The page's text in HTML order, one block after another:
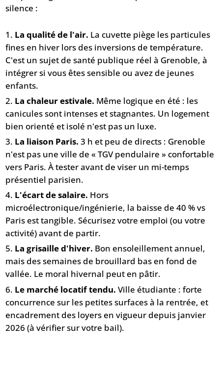
silence :
La qualité de l'air. La cuvette piège les particules
fines en hiver lors des inversions de température.
C'est un sujet de santé publique réel à Grenoble, à
intégrer si vous êtes sensible ou avez de jeunes
enfants.
La chaleur estivale. Même logique en été : les
canicules sont intenses et stagnantes. Un logement
bien orienté et isolé n'est pas un luxe.
La liaison Paris. 3 h et peu de directs : Grenoble
n'est pas une ville de « TGV pendulaire » confortable
vers Paris. À tester avant de viser un mi-temps
présentiel parisien.
L'écart de salaire. Hors
microélectronique/ingénierie, la baisse de 40 % vs
Paris est tangible. Sécurisez votre emploi (ou votre
activité) avant de partir.
La grisaille d'hiver. Bon ensoleillement annuel,
mais des semaines de brouillard bas en fond de
vallée. Le moral hivernal peut en pâtir.
Le marché locatif tendu. Ville étudiante : forte
concurrence sur les petites surfaces à la rentrée, et
encadrement des loyers en vigueur depuis janvier
2026 (à vérifier sur votre bail).